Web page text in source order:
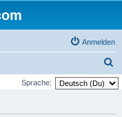
Anmelden
u
Sprache: